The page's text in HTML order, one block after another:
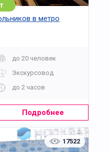
в метро
до 20 человек
Экскурсовод
до 2 часов
Подробнее
17522